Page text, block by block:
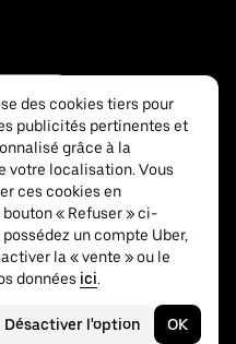
des cookies tiers pour
publicités pertinentes et
grâce à la
votre localisation. Vous
ces cookies en
« Refuser » ci-
un compte Uber,
la « vente » ou le
données ici.
Désactiver l'option OK